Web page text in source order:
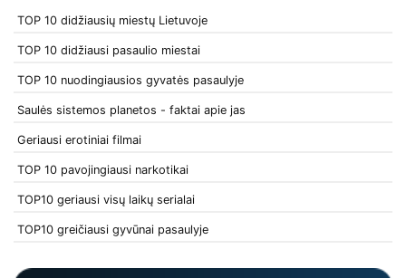
TOP 10 didžiausių miestų Lietuvoje
TOP 10 didžiausi pasaulio miestai
TOP 10 nuodingiausios gyvatės pasaulyje
Saulės sistemos planetos - faktai apie jas
Geriausi erotiniai filmai
TOP 10 pavojingiausi narkotikai
TOP10 geriausi visų laikų serialai
TOP10 greičiausi gyvūnai pasaulyje